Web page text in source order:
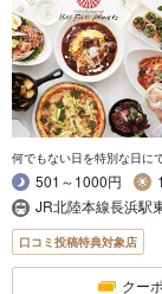
何でもない日を特別な日に
501～1000円
JR北陸本線長浜駅
口コミ投稿特典対象店
クー